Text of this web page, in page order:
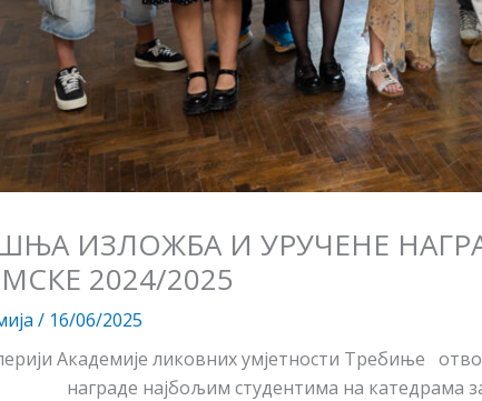
ИЗЛОЖБА И УРУЧЕНЕ
2024/2025
/ 16/06/2025
Академије ликовних умјетности Требиње
награде најбољим студентима на катедрама